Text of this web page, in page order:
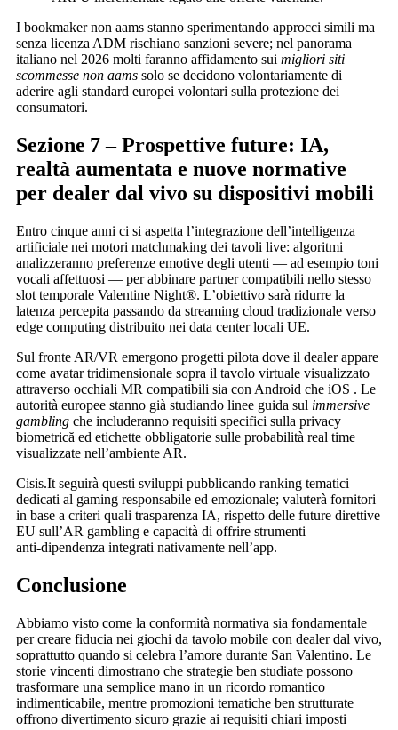
I bookmaker non aams stanno sperimentando approcci simili ma
senza licenza ADM rischiano sanzioni severe; nel panorama
italiano nel 2026 molti faranno affidamento sui migliori siti
scommesse non aams solo se decidono volontariamente di
aderire agli standard europei volontari sulla protezione dei
consumatori.
Sezione 7 – Prospettive future: IA,
realtà aumentata e nuove normative
per dealer dal vivo su dispositivi mobili
Entro cinque anni ci si aspetta l’integrazione dell’intelligenza
artificiale nei motori matchmaking dei tavoli live: algoritmi
analizzeranno preferenze emotive degli utenti — ad esempio toni
vocali affettuosi — per abbinare partner compatibili nello stesso
slot temporale Valentine Night®. L’obiettivo sarà ridurre la
latenza percepita passando da streaming cloud tradizionale verso
edge computing distribuito nei data center locali UE.​
Sul fronte AR/VR emergono progetti pilota dove il dealer appare
come avatar tridimensionale sopra il tavolo virtuale visualizzato
attraverso occhiali MR compatibili sia con Android che iOS . Le
autorità europee stanno già studiando linee guida sul immersive
gambling che includeranno requisiti specifici sulla privacy
biometrică ed etichette obbligatorie sulle probabilità real time
visualizzate nell’ambiente AR.​
Cisis.It seguirà questi sviluppi pubblicando ranking tematici
dedicati al gaming responsabile ed emozionale; valuterà fornitori
in base a criteri quali trasparenza IA, rispetto delle future direttive
EU sull’AR gambling e capacità di offrire strumenti
anti‑dipendenza integrati nativamente nell’app.​
Conclusione
Abbiamo visto come la conformità normativa sia fondamentale
per creare fiducia nei giochi da tavolo mobile con dealer dal vivo,
soprattutto quando si celebra l’amore durante San Valentino. Le
storie vincenti dimostrano che strategie ben studiate possono
trasformare una semplice mano in un ricordo romantico
indimenticabile, mentre promozioni tematiche ben strutturate
offrono divertimento sicuro grazie ai requisiti chiari imposti